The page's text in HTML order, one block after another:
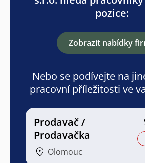
pozice:
Zobrazit nabídky
Nebo se podívejte na
pracovní příležitosti ve
Prodavač /
Prodavačka
Olomouc